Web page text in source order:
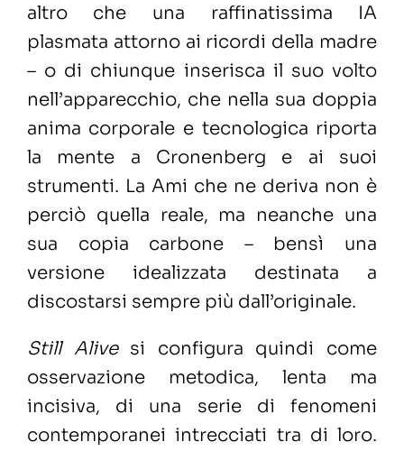
altro che una raffinatissima IA
plasmata attorno ai ricordi della madre
– o di chiunque inserisca il suo volto
nell’apparecchio, che nella sua doppia
anima corporale e tecnologica riporta
la mente a Cronenberg e ai suoi
strumenti. La Ami che ne deriva non è
perciò quella reale, ma neanche una
sua copia carbone – bensì una
versione idealizzata destinata a
discostarsi sempre più dall’originale.
Still Alivesi configura quindi come
osservazione metodica, lenta ma
incisiva, di una serie di fenomeni
contemporanei intrecciati tra di loro.